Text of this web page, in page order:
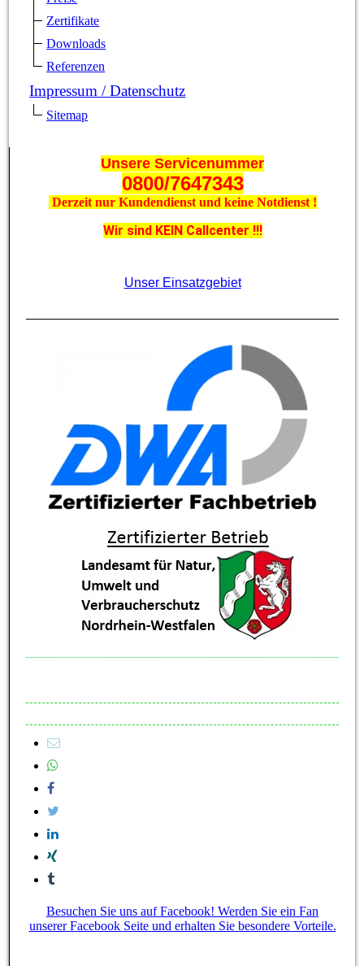
Zertifikate
Downloads
Referenzen
Impressum / Datenschutz
Sitemap
Unsere Servicenummer
0800/7647343
Derzeit nur Kundendienst und keine Notdienst !
Wir sind KEIN Callcenter !!!
Unser Einsatzgebiet
Besuchen Sie uns auf Facebook! Werden Sie ein Fan
unserer Facebook Seite und erhalten Sie besondere Vorteile.